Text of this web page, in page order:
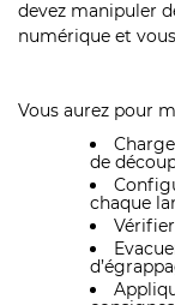
devez manipuler
numérique et
Vous aurez pour
de
chaque